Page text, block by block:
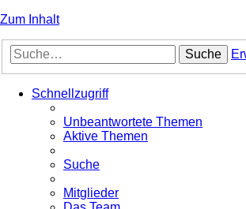
Zum Inhalt
Suche
Schnellzugriff
Unbeantwortete Themen
Aktive Themen
Suche
Mitglieder